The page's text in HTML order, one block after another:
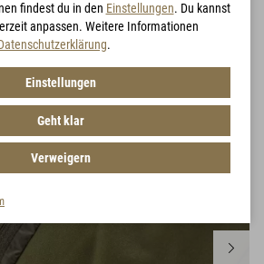
findest du in den Einstellungen. Du kannst
anpassen. Weitere Informationen
.
Einstellungen
Geht klar
Verweigern